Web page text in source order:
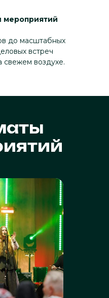
мероприятий
до масштабных
встреч
свежем воздухе.